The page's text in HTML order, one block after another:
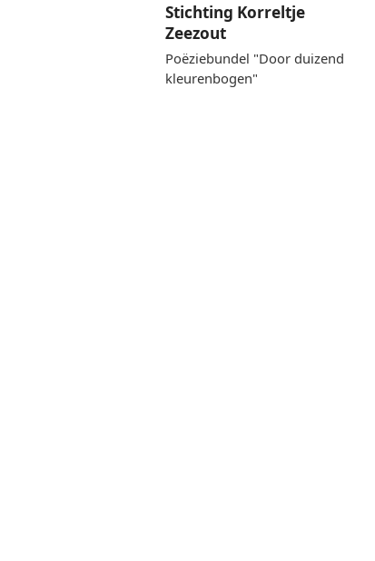
Stichting Korreltje
Zeezout
Poëziebundel "Door duizend
kleurenbogen"